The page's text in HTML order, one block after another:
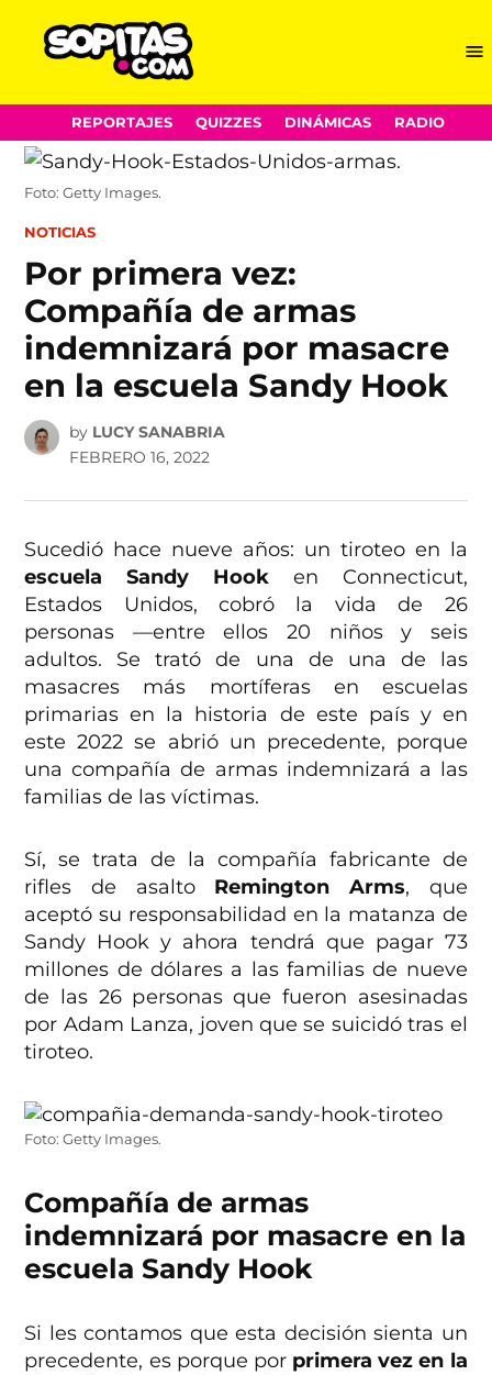
Skip
to
content
REPORTAJES QUIZZES DINÁMICAS RADIO
Foto: Getty Images.
POSTED
NOTICIAS
Por primera vez:
Compañía de armas
indemnizará por masacre
en la escuela Sandy Hook
by LUCY SANABRIA
FEBRERO 16, 2022
Sucedió hace nueve años: un tiroteo en la
escuela Sandy Hook en Connecticut,
Estados Unidos, cobró la vida de 26
personas —entre ellos 20 niños y seis
adultos. Se trató de una de una de las
masacres más mortíferas en escuelas
primarias en la historia de este país y en
este 2022 se abrió un precedente, porque
una compañía de armas indemnizará a las
familias de las víctimas.
Sí, se trata de la compañía fabricante de
rifles de asaltoRemington Arms, que
aceptó su responsabilidad en la matanza de
Sandy Hook y ahora tendrá que pagar 73
millones de dólares a las familias de nueve
de las 26 personas que fueron asesinadas
por Adam Lanza, joven que se suicidó tras el
tiroteo.
Foto: Getty Images.
Compañía de armas
indemnizará por masacre en la
escuela Sandy Hook
Si les contamos que esta decisión sienta un
precedente, es porque porprimera vez en la